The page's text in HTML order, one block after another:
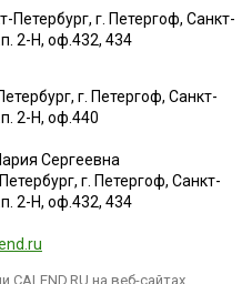
г. Петергоф, Санкт-
2-Н, оф.432, 434
г. Петергоф, Санкт-
2-Н, оф.440
Сергеевна
г. Петергоф, Санкт-
2-Н, оф.432, 434
на веб-сайтах